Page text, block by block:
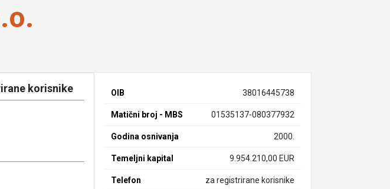
korisnike OIB 38016445738
Matični broj - MBS 01535137-080377932
Godina osnivanja 2000.
Temeljni kapital 9.954.210,00 EUR
Telefon za registrirane korisnike